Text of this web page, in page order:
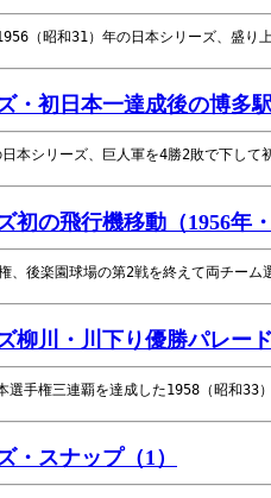
（昭和31）年の日本シリーズ、盛り
・初日本一達成後の博多
本シリーズ、巨人軍を4勝2敗で下し
初の飛行機移動（1956年
、後楽園球場の第2戦を終えて両チー
柳川・川下り優勝パレー
選手権三連覇を達成した1958（昭和33
・スナップ（1）